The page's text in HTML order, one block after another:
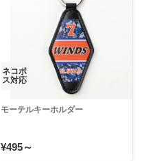
ネコポ
ス対応
モーテルキーホルダー
¥495～